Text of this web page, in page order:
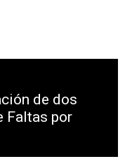
de dos
Faltas por